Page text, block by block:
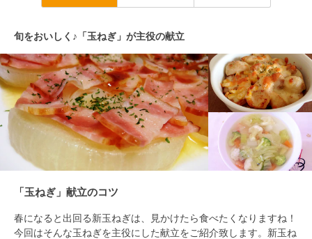
旬をおいしく♪「玉ねぎ」が主役の献立
「玉ねぎ」献立のコツ
春になると出回る新玉ねぎは、見かけたら食べたくなりますね！
今回はそんな玉ねぎを主役にした献立をご紹介致します。新玉ね